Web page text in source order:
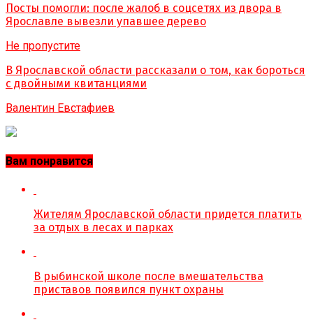
Посты помогли: после жалоб в соцсетях из двора в
Ярославле вывезли упавшее дерево
Не пропустите
В Ярославской области рассказали о том, как бороться
с двойными квитанциями
Валентин Евстафиев
Вам понравится
Жителям Ярославской области придется платить
за отдых в лесах и парках
В рыбинской школе после вмешательства
приставов появился пункт охраны